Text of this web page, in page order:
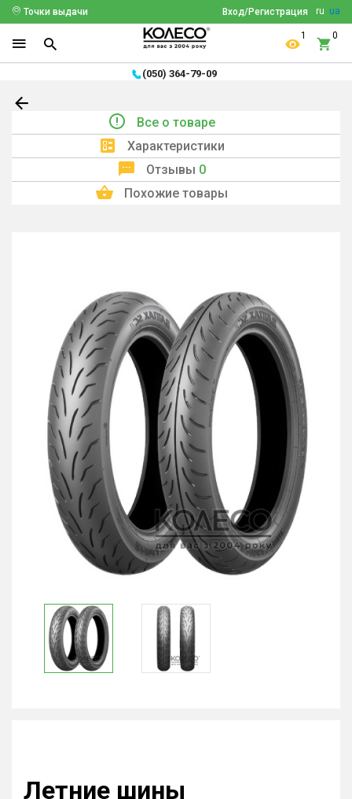
ru ua
Вход/Регистрация
Точки выдачи
1 0
(050) 364-79-09
Все о товаре
Характеристики
Отзывы 0
Похожие товары
Летние шины